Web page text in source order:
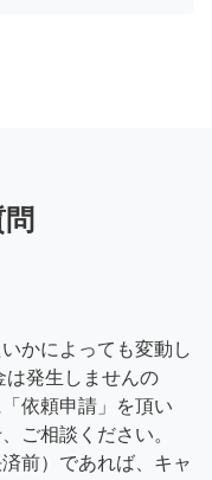
かによっても変動し
は発生しませんの
依頼申請」を頂い
ご相談ください。
前）であれば、キャ